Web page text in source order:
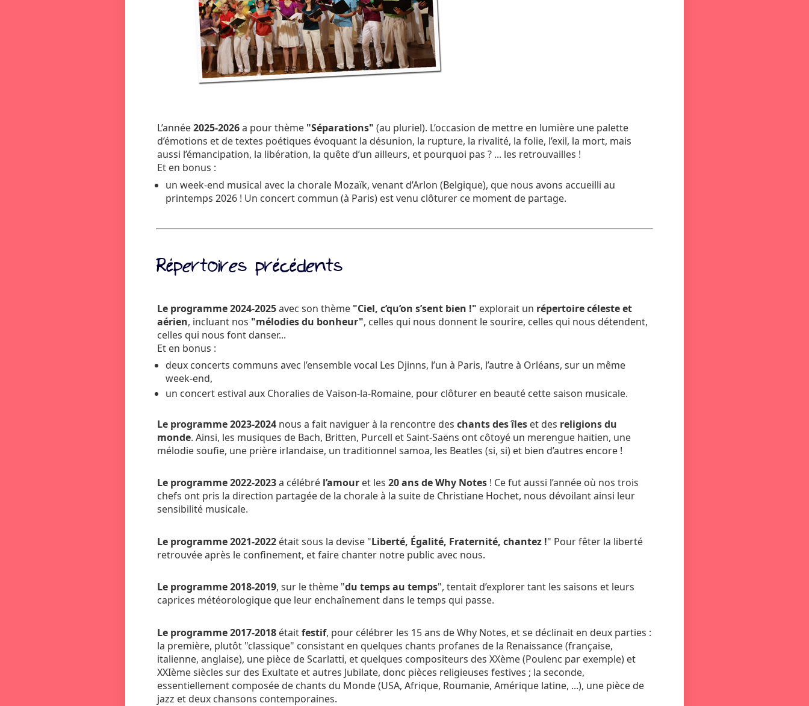
L’année2025-2026a pour thème "Séparations" (au pluriel). L’occasion de mettre en lumière une palette
d’émotions et de textes poétiques évoquant la désunion, la rupture, la rivalité, la folie, l’exil, la mort, mais
aussi l’émancipation, la libération, la quête d’un ailleurs, et pourquoi pas ? ... les retrouvailles !
Et en bonus :
un week-end musical avec la chorale Mozaïk, venant d’Arlon (Belgique), que nous avons accueilli au
printemps 2026 ! Un concert commun (à Paris) est venu clôturer ce moment de partage.
Répertoires précédents
Le programme 2024-2025avec son thème "Ciel, c’qu’on s’sent bien !" explorait un répertoire céleste et
aérien, incluant nos "mélodies du bonheur", celles qui nous donnent le sourire, celles qui nous détendent,
celles qui nous font danser...
Et en bonus :
deux concerts communs avec l’ensemble vocal Les Djinns, l’un à Paris, l’autre à Orléans, sur un même
week-end,
un concert estival aux Choralies de Vaison-la-Romaine, pour clôturer en beauté cette saison musicale.
Le programme 2023-2024nous a fait naviguer à la rencontre des chants des îleset des religions du
monde. Ainsi, les musiques de Bach, Britten, Purcell et Saint-Saëns ont côtoyé un merengue haïtien, une
mélodie soufie, une prière irlandaise, un traditionnel samoa, les Beatles (si, si) et bien d’autres encore !
Le programme 2022-2023a célébré l’amouret les 20 ans de Why Notes! Ce fut aussi l’année où nos trois
chefs ont pris la direction partagée de la chorale à la suite de Christiane Hochet, nous dévoilant ainsi leur
sensibilité musicale.
Le programme 2021-2022était sous la devise "Liberté, Égalité, Fraternité, chantez !" Pour fêter la liberté
retrouvée après le confinement, et faire chanter notre public avec nous.
Le programme 2018-2019, sur le thème "du temps au temps", tentait d’explorer tant les saisons et leurs
caprices météorologique que leur enchaînement dans le temps qui passe.
Le programme 2017-2018étaitfestif, pour célébrer les 15 ans de Why Notes, et se déclinait en deux parties :
la première, plutôt "classique" consistant en quelques chants profanes de la Renaissance (française,
italienne, anglaise), une pièce de Scarlatti, et quelques compositeurs des XXème (Poulenc par exemple) et
XXIème siècles sur des Exultate et autres Jubilate, donc pièces religieuses festives ; la seconde,
essentiellement composée de chants du Monde (USA, Afrique, Roumanie, Amérique latine, ...), une pièce de
jazz et deux chansons contemporaines.